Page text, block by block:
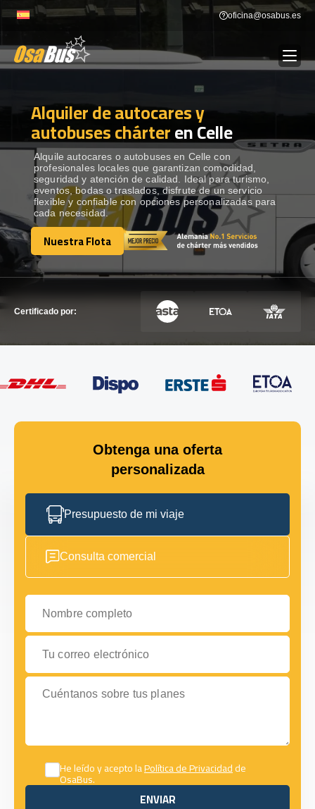
to
oficina@osabus.es
ALQUILER DE AUTOCARES
DESTINOS Show dropdown
RECORRIDAS Show dropdown
FLOTA
Alquiler de autocares y
autobuses chárteren Celle
Alquile autocares o autobuses en Celle con
profesionales locales que garantizan comodidad,
seguridad y atención de calidad. Ideal para turismo,
eventos, bodas o traslados, disfrute de un servicio
flexible y confiable con opciones personalizadas para
cada necesidad.
Nuestra Flota
Nuestra Flota
Certificado por:
Obtenga una oferta
personalizada
Presupuesto de mi viaje
Consulta comercial
Nombre completo
Tu correo electrónico
Cuéntanos sobre tus planes
He leído y acepto laPolítica de Privacidadde
OsaBus.
ENVIAR